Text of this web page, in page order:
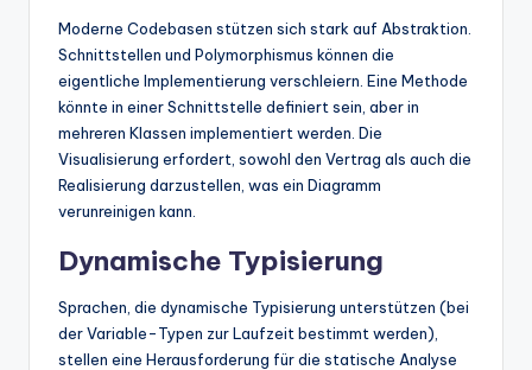
Moderne Codebasen stützen sich stark auf Abstraktion.
Schnittstellen und Polymorphismus können die
eigentliche Implementierung verschleiern. Eine Methode
könnte in einer Schnittstelle definiert sein, aber in
mehreren Klassen implementiert werden. Die
Visualisierung erfordert, sowohl den Vertrag als auch die
Realisierung darzustellen, was ein Diagramm
verunreinigen kann.
Dynamische Typisierung
Sprachen, die dynamische Typisierung unterstützen (bei
der Variable-Typen zur Laufzeit bestimmt werden),
stellen eine Herausforderung für die statische Analyse